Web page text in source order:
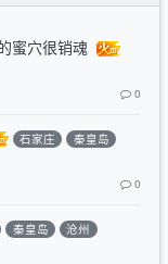
蜜穴很销魂
0
石家庄
秦皇岛
0
秦皇岛
沧州